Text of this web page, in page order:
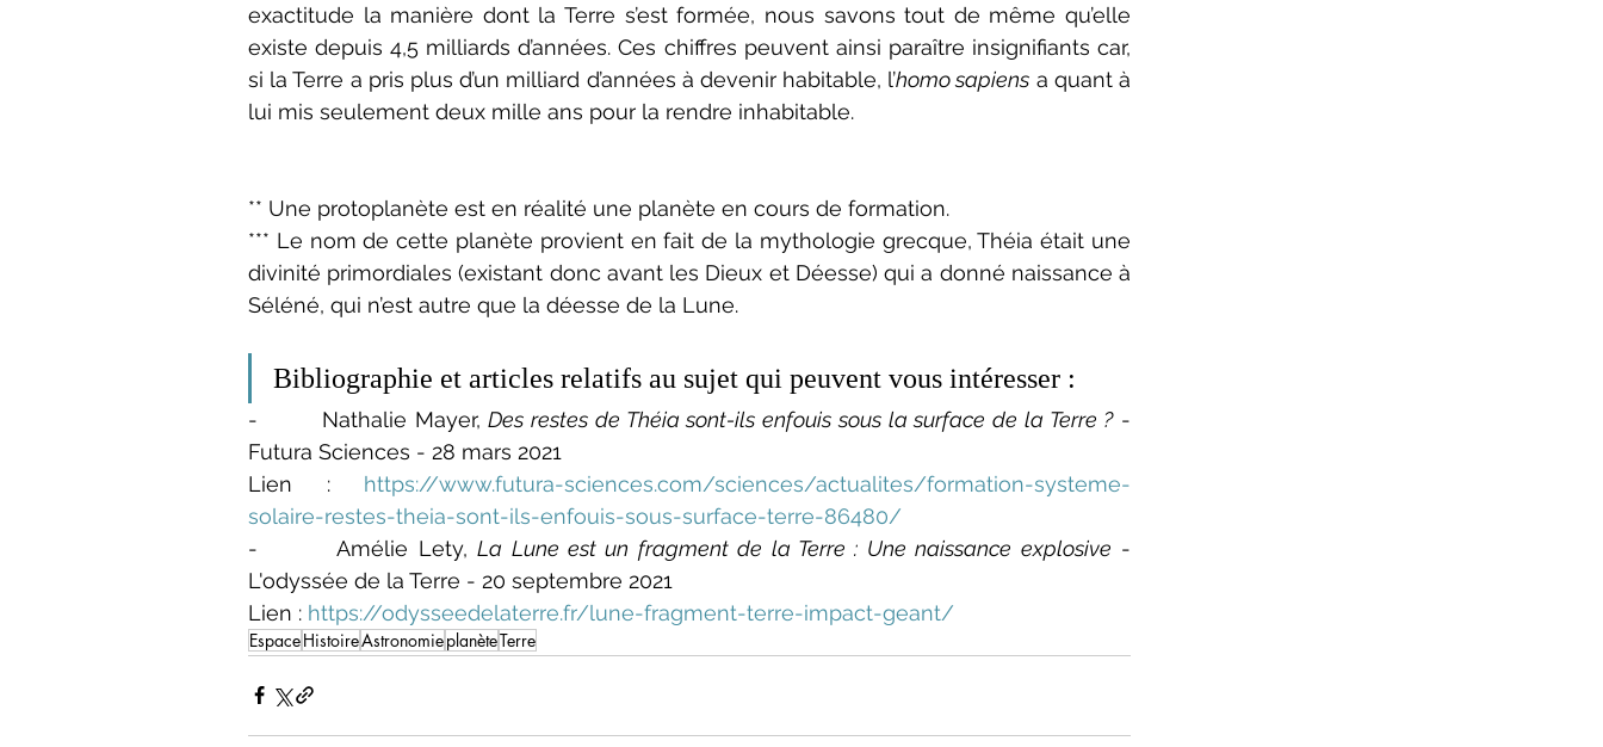
exactitude la manière dont la Terre s’est formée, nous savons tout de même qu’elle
existe depuis 4,5 milliards d’années. Ces chiffres peuvent ainsi paraître insignifiants car,
si la Terre a pris plus d’un milliard d’années à devenir habitable, l’homo sapiens a quant à
lui mis seulement deux mille ans pour la rendre inhabitable.
** Une protoplanète est en réalité une planète en cours de formation.
*** Le nom de cette planète provient en fait de la mythologie grecque, Théia était une
divinité primordiales (existant donc avant les Dieux et Déesse) qui a donné naissance à
Séléné, qui n’est autre que la déesse de la Lune.
Bibliographie et articles relatifs au sujet qui peuvent vous intéresser :
-        Nathalie Mayer, Des restes de Théia sont-ils enfouis sous la surface de la Terre ? -
Futura Sciences - 28 mars 2021
Lien : https://www.futura-sciences.com/sciences/actualites/formation-systeme-
solaire-restes-theia-sont-ils-enfouis-sous-surface-terre-86480/
-        Amélie Lety, La Lune est un fragment de la Terre : Une naissance explosive -
L'odyssée de la Terre - 20 septembre 2021
Lien : https://odysseedelaterre.fr/lune-fragment-terre-impact-geant/
EspaceHistoireAstronomieplanèteTerre